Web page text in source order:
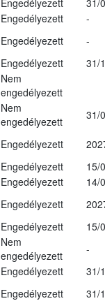
Engedélyezett
31/
Engedélyezett
-
Engedélyezett
-
Engedélyezett
31/
Nem
engedélyezett
Nem
engedélyezett
31/
Engedélyezett
Engedélyezett
15/
Engedélyezett
14/
Engedélyezett
Engedélyezett
15/
Nem
engedélyezett
-
Engedélyezett
31/
Engedélyezett
31/